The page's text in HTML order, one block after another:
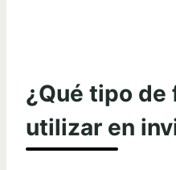
¿Qué tipo
utilizar en